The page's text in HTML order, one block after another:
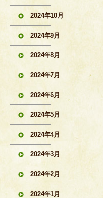
2024年10月
2024年9月
2024年8月
2024年7月
2024年6月
2024年5月
2024年4月
2024年3月
2024年2月
2024年1月